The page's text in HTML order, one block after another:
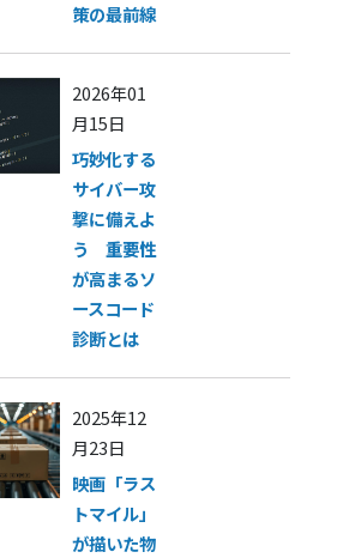
策の最前線
2026年01
月15日
巧妙化する
サイバー攻
撃に備えよ
う 重要性
が高まるソ
ースコード
診断とは
2025年12
月23日
映画「ラス
トマイル」
が描いた物